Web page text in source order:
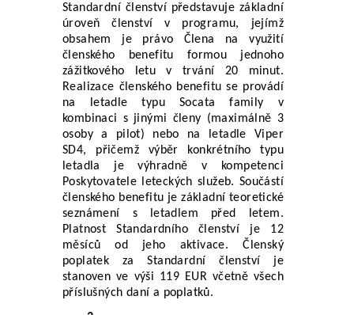
Standardní členství představuje základní
úroveň členství v programu, jejímž
obsahem je právo Člena na využití
členského benefitu formou jednoho
zážitkového letu v trvání 20 minut.
Realizace členského benefitu se provádí
na letadle typu Socata family v
kombinaci s jinými členy (maximálně 3
osoby a pilot) nebo na letadle Viper
SD4, přičemž výběr konkrétního typu
letadla je výhradně v kompetenci
Poskytovatele leteckých služeb. Součástí
členského benefitu je základní teoretické
seznámení s letadlem před letem.
Platnost Standardního členství je 12
měsíců od jeho aktivace. Členský
poplatek za Standardní členství je
stanoven ve výši 119 EUR včetně všech
příslušných daní a poplatků.